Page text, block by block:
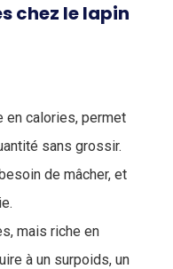
chez le lapin
en calories, permet
sans grossir.
de mâcher, et
mais riche en
à un surpoids, un